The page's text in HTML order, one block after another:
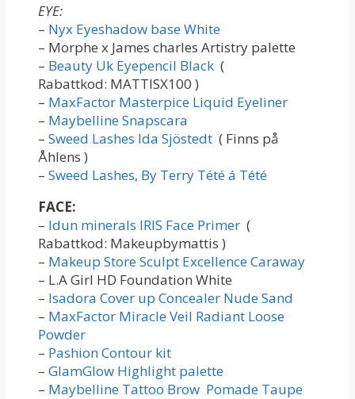
EYE:
– Nyx Eyeshadow base White
– Morphe x James charles Artistry palette
– Beauty Uk Eyepencil Black (
Rabattkod: MATTISX100 )
– MaxFactor Masterpice Liquid Eyeliner
– Maybelline Snapscara
– Sweed Lashes Ida Sjöstedt ( Finns på
Åhlens )
– Sweed Lashes, By Terry Tété á Tété
FACE:
– Idun minerals IRIS Face Primer (
Rabattkod: Makeupbymattis )
– Makeup Store Sculpt Excellence Caraway
– L.A Girl HD Foundation White
– Isadora Cover up Concealer Nude Sand
– MaxFactor Miracle Veil Radiant Loose
Powder
– Pashion Contour kit
– GlamGlow Highlight palette
– Maybelline Tattoo Brow Pomade Taupe